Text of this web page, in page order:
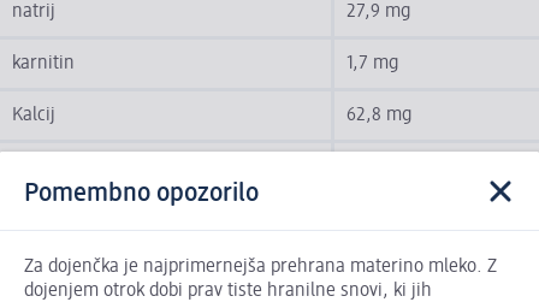
natrij 27,9 mg
karnitin 1,7 mg
Kalcij 62,8 mg
Fluorid 0,004 mg
Pomembno opozorilo
Za dojenčka je najprimernejša prehrana materino mleko. Z
dojenjem otrok dobi prav tiste hranilne snovi, ki jih